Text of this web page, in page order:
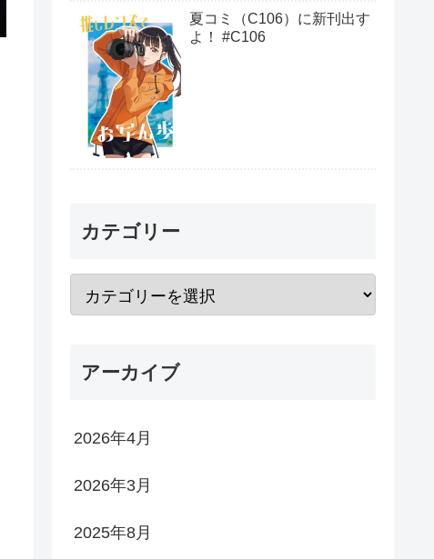
夏コミ（C106）に新刊出す
よ！ #C106
カテゴリー
アーカイブ
2026年4月
2026年3月
2025年8月